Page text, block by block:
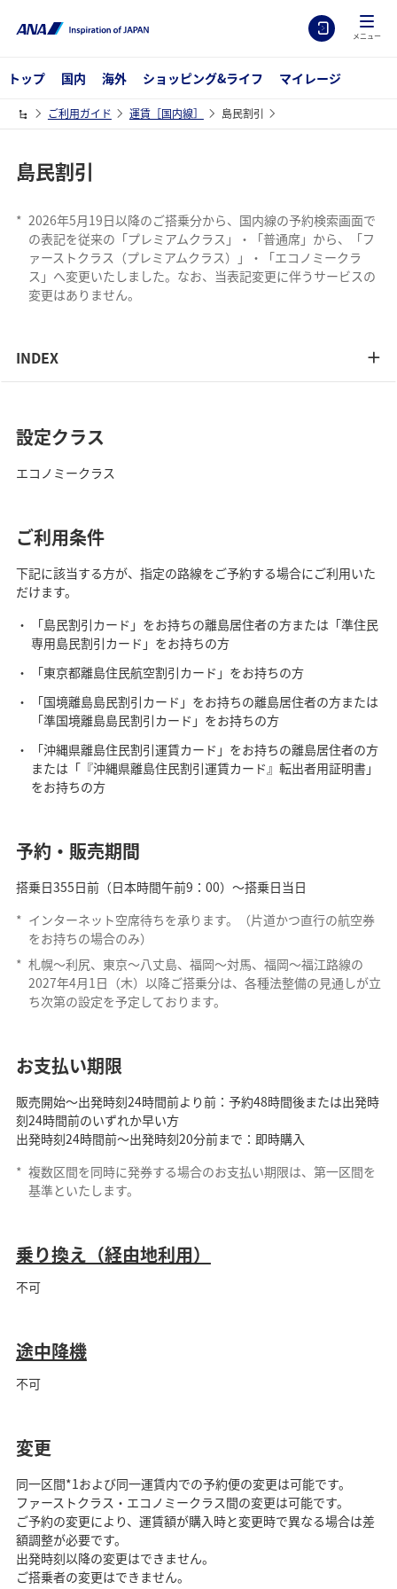
メニュー
トップ 国内 海外 ショッピング&ライフ マイレージ
ご利用ガイド 運賃［国内線］ 島民割引
島民割引
* 2026年5月19日以降のご搭乗分から、国内線の予約検索画面で
の表記を従来の「プレミアムクラス」・「普通席」から、「フ
ァーストクラス（プレミアムクラス）」・「エコノミークラ
ス」へ変更いたしました。なお、当表記変更に伴うサービスの
変更はありません。
INDEX
設定クラス
エコノミークラス
ご利用条件
下記に該当する方が、指定の路線をご予約する場合にご利用いた
だけます。
「島民割引カード」をお持ちの離島居住者の方または「準住民
専用島民割引カード」をお持ちの方
「東京都離島住民航空割引カード」をお持ちの方
「国境離島島民割引カード」をお持ちの離島居住者の方または
「準国境離島島民割引カード」をお持ちの方
「沖縄県離島住民割引運賃カード」をお持ちの離島居住者の方
または「『沖縄県離島住民割引運賃カード』転出者用証明書」
をお持ちの方
予約・販売期間
搭乗日355日前（日本時間午前9：00）～搭乗日当日
* インターネット空席待ちを承ります。（片道かつ直行の航空券
をお持ちの場合のみ）
* 札幌～利尻、東京～八丈島、福岡～対馬、福岡～福江路線の
2027年4月1日（木）以降ご搭乗分は、各種法整備の見通しが立
ち次第の設定を予定しております。
お支払い期限
販売開始～出発時刻24時間前より前：予約48時間後または出発時
刻24時間前のいずれか早い方
出発時刻24時間前～出発時刻20分前まで：即時購入
* 複数区間を同時に発券する場合のお支払い期限は、第一区間を
基準といたします。
乗り換え（経由地利用）
不可
途中降機
不可
変更
同一区間*1および同一運賃内での予約便の変更は可能です。
ファーストクラス・エコノミークラス間の変更は可能です。
ご予約の変更により、運賃額が購入時と変更時で異なる場合は差
額調整が必要です。
出発時刻以降の変更はできません。
ご搭乗者の変更はできません。